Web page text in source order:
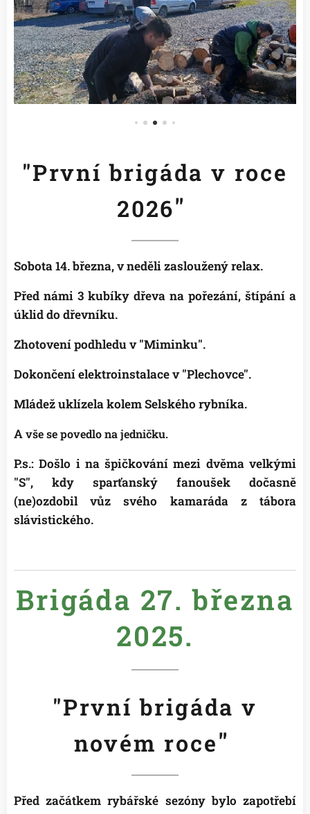
"První brigáda v roce
2026"
Sobota 14. března, v neděli zasloužený relax.
Před námi 3 kubíky dřeva na pořezání, štípání a
úklid do dřevníku.
Zhotovení podhledu v "Miminku".
Dokončení elektroinstalace v "Plechovce".
Mládež uklízela kolem Selského rybníka.
Avše se povedlo na jedničku.
P.s.: Došlo i na špičkování mezi dvěma velkými
"S", kdy sparťanský fanoušek dočasně
(ne)ozdobil vůz svého kamaráda z tábora
slávistického.
Brigáda 27. března
2025.
"První brigáda v
novém roce"
Před začátkem rybářské sezóny bylo zapotřebí